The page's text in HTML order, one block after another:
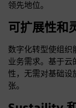
领先地位。
可扩展性和
数字化转型使组织
业务需求。基于云
性，无需对基础设
张。